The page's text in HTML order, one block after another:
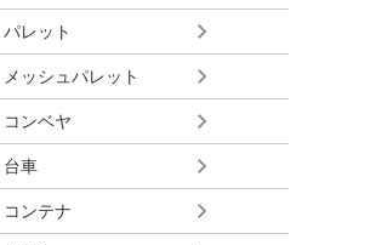
パレット
メッシュパレット
コンベヤ
台車
コンテナ